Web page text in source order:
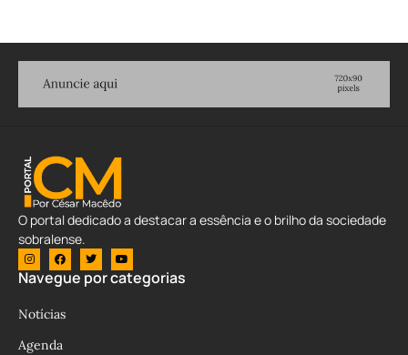
O portal dedicado a destacar a essência e o brilho da sociedade
sobralense.
Navegue por categorias
Notícias
Agenda